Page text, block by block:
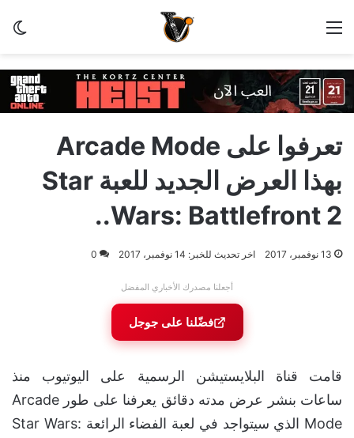
القائمة
تعرفوا على Arcade Mode
بهذا العرض الجديد للعبة Star
Wars: Battlefront 2..
13 نوفمبر، 2017 اخر تحديث للخبر: 14 نوفمبر، 2017 0
أجعلنا مصدرك الأخباري المفضل
فضّلنا على جوجل
قامت قناة البلايستيشن الرسمية على اليوتيوب منذ
ساعات بنشر عرض مدته دقائق يعرفنا على طور Arcade
Mode الذي سيتواجد في لعبة الفضاء الرائعة Star Wars: